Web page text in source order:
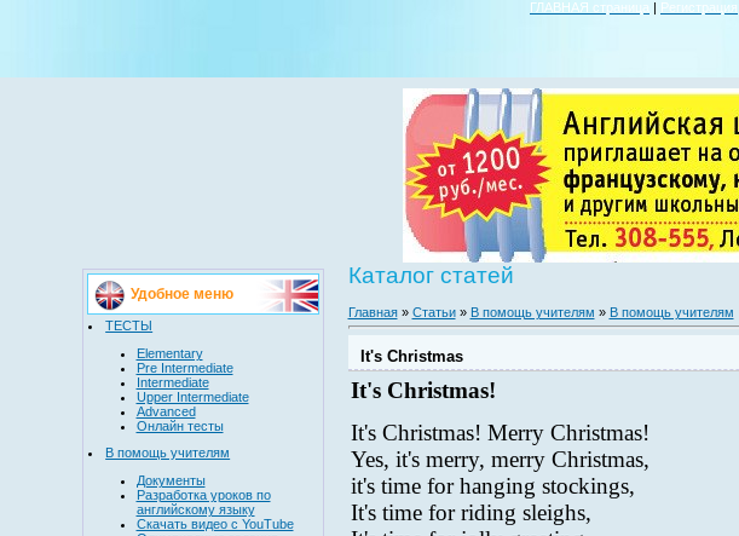
ГЛАВНАЯ страница | Регистрация
Удобное меню
ТЕСТЫ
Elementary
Pre Intermediate
Intermediate
Upper Intermediate
Advanced
Онлайн тесты
В помощь учителям
Документы
Разработка уроков по
английскому языку
Скачать видео с YouTube
Каталог статей
Главная» Статьи» В помощь учителям » В помощь учителям
It's Christmas
It's Christmas!
It's Christmas! Merry Christmas!
Yes, it's merry, merry Christmas,
it's time for hanging stockings,
It's time for riding sleighs,